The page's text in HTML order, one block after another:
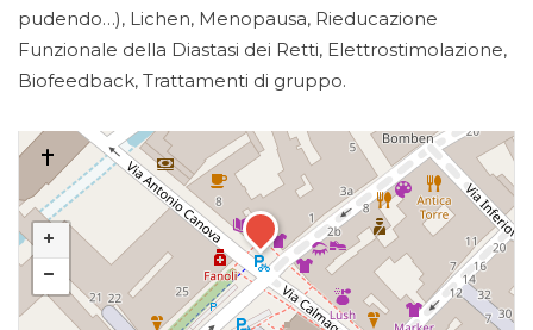
pudendo…), Lichen, Menopausa, Rieducazione
Funzionale della Diastasi dei Retti, Elettrostimolazione,
Biofeedback, Trattamenti di gruppo.